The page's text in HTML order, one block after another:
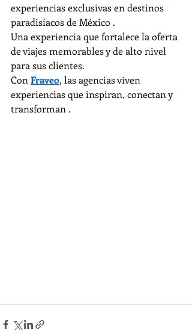
experiencias exclusivas en destinos
paradisíacos de México .
Una experiencia que fortalece la oferta
de viajes memorables y de alto nivel
para sus clientes.
Con Fraveo, las agencias viven
experiencias que inspiran, conectan y
transforman .